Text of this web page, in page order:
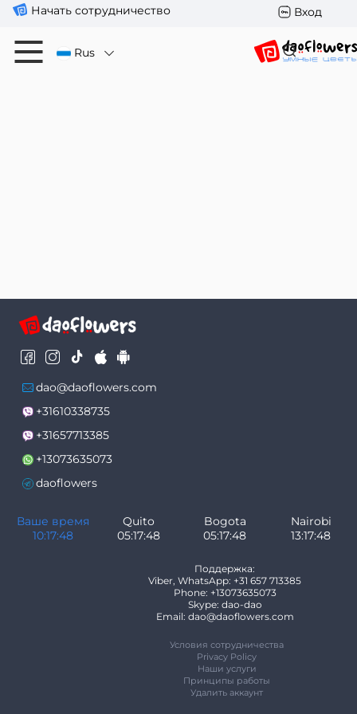
Начать сотрудничество Вход
Rus
dao@daoflowers.com
+31610338735
+31657713385
+13073635073
daoflowers
Ваше время
10:17:48
Quito
05:17:48
Bogota
05:17:48
Nairobi
13:17:48
Поддержка:
Viber, WhatsApp: +31 657 713385
Phone: +13073635073
Skype: dao-dao
Email: dao@daoflowers.com
Условия сотрудничества
Privacy Policy
Наши услуги
Принципы работы
Удалить аккаунт